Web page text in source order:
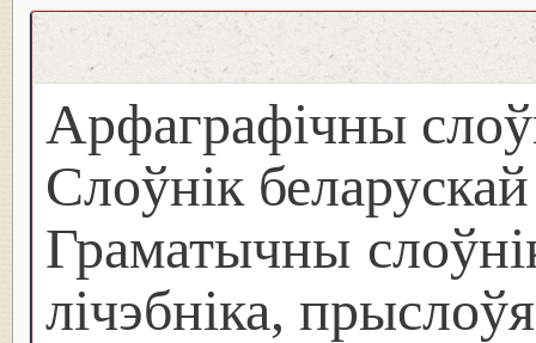
Арфаграфічны
Слоўнік
Граматычны
лічэбніка, прыслоўя